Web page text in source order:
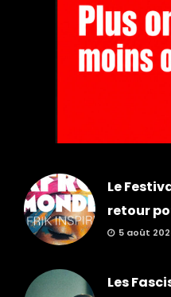
Le
retour
5 août
Les